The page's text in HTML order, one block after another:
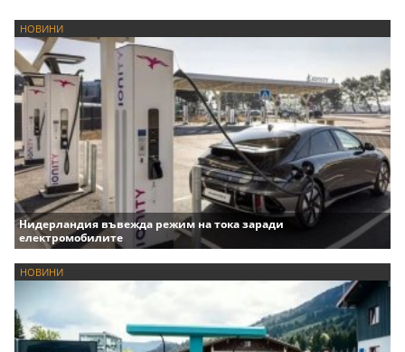
НОВИНИ
Нидерландия въвежда режим на тока заради
електромобилите
НОВИНИ